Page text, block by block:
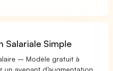
Salariale Simple
– Modèle gratuit à
avenant d’augmentation